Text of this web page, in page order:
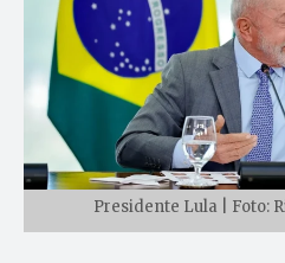
Presidente Lula | Foto: